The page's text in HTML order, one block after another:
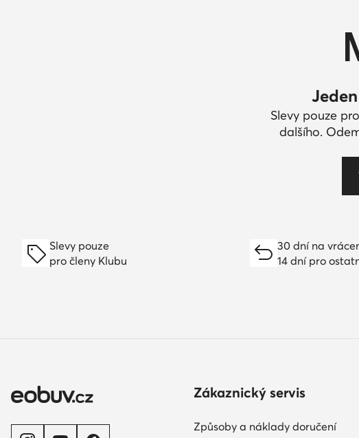
Slevy pouze
dalšího.
Slevy pouze
pro členy Klubu
30 dní na
14 dní pro
Zákaznický servis
Způsoby a náklady doručení